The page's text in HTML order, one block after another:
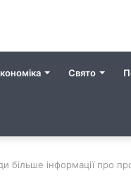
Свято
більше інформації про